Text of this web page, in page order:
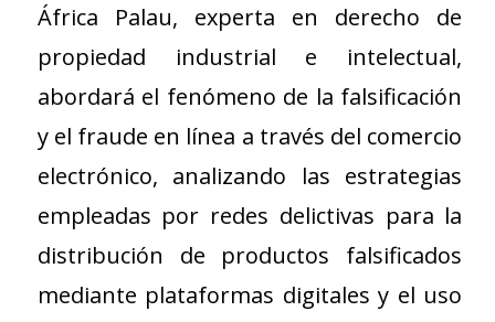
África Palau, experta en derecho de
propiedad industrial e intelectual,
abordará el fenómeno de la falsificación
y el fraude en línea a través del comercio
electrónico, analizando las estrategias
empleadas por redes delictivas para la
distribución de productos falsificados
mediante plataformas digitales y el uso